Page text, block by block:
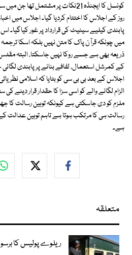
کونسل کا ایجنڈہ 21نکات پر مشتمل
روز کے اجلاس کا اختتام کردیا گیا۔ اجلاس میں
پابندی کیلیے سینیٹ کی قرارداد پر غور کیاگیا۔
میں چونکہ قرآن پاک کا متن نہیں بلکہ اسکا ترجمہ
ذریعہ بھی ہے جسے روکا نہیں جاسکتا، البتہ
کے کمرشل استعمال، لفافے بنانے پر پابندی
اجلاس کے بعد بی بی سی کو بتایا کہ اسلامی
الزام لگانے والے کو اسی سزا کا حقدار قرار دینے
ملزم کو دی جاسکتی ہے کیونکہ توہین رسالت کا
رسالت ہی کا مرتکب ہوتا ہے تاہم توہین عدالت
ہے۔
متعلقہ
ریلوے پولیس کا